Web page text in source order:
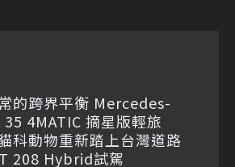
的跨界平衡 Mercedes-
35 4MATIC 摘星版輕旅
科動物重新踏上台灣道路
208 Hybrid試駕